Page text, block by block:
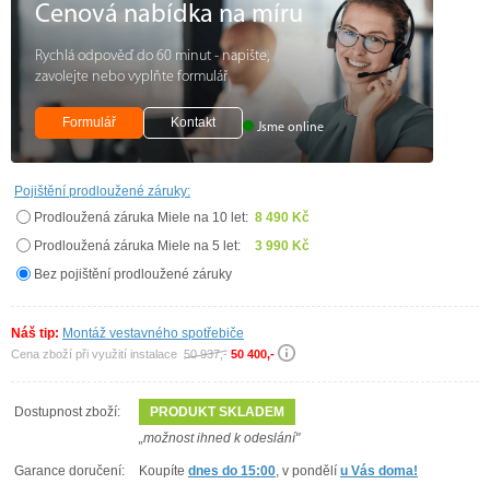
Cenová nabídka na míru
Rychlá odpověď do 60 minut - napište,
zavolejte nebo vyplňte formulář
Formulář Kontakt Jsme online
Pojištění prodloužené záruky:
Prodloužená záruka Miele na 10 let: 8 490 Kč
Prodloužená záruka Miele na 5 let:
3 990 Kč
Bez pojištění prodloužené záruky
Náš tip: Montáž vestavného spotřebiče
Cena zboží při využití instalace 50 937,- 50 400,-
Dostupnost zboží:
PRODUKT SKLADEM
„možnost ihned k odeslání"
Garance doručení: Koupíte dnes do 15:00 , v pondělí u Vás doma!